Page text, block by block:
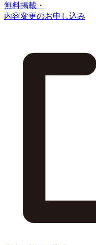
無料掲載・
内容変更のお申し込み